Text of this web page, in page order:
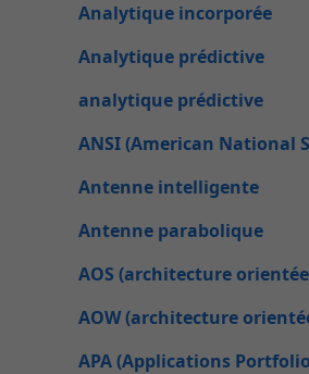
Analytique incorporée
Analytique prédictive
analytique prédictive
ANSI (American National
Antenne intelligente
Antenne parabolique
AOS (architecture
AOW (architecture
APA (Applications